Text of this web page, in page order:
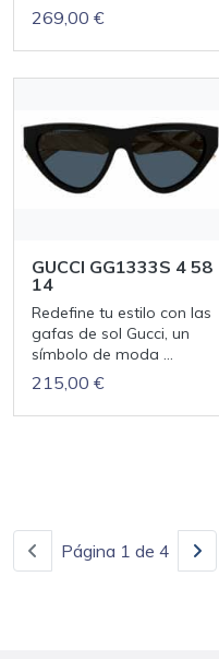
269,00 €
GUCCI GG1333S 4 58
14
Redefine tu estilo con las
gafas de sol Gucci, un
símbolo de moda ...
215,00 €
Página 1 de 4